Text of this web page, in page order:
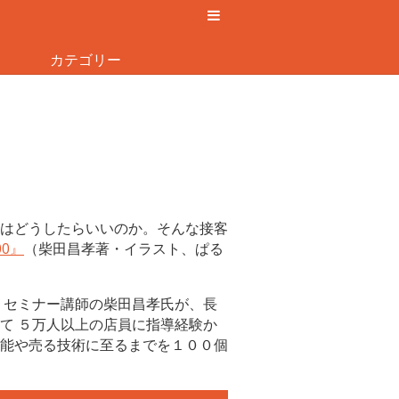
カテゴリー
どうしたらいいのか。そんな接客
（柴田昌孝著・イラスト、ぱる
ミナー講師の柴田昌孝氏が、長
５万人以上の店員に指導経験か
や売る技術に至るまでを１００個